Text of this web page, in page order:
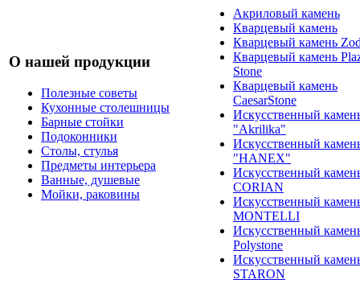
О нашей продукции
Полезные советы
Кухонные столешницы
Барные стойки
Подоконники
Столы, стулья
Предметы интерьера
Ванные, душевые
Мойки, раковины
Акриловый камень
Кварцевый камень
Кварцевый камень
Кварцевый камень
Stone
Кварцевый камень
CaesarStone
Искусственный
"Akrilika"
Искусственный
"HANEX"
Искусственный
CORIAN
Искусственный
MONTELLI
Искусственный
Polystone
Искусственный
STARON